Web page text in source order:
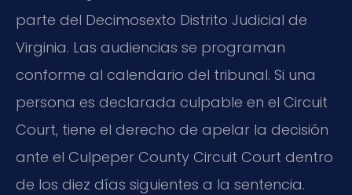
parte del Decimosexto Distrito Judicial de
Virginia. Las audiencias se programan
conforme al calendario del tribunal. Si una
persona es declarada culpable en el Circuit
Court, tiene el derecho de apelar la decisión
ante el Culpeper County Circuit Court dentro
de los diez días siguientes a la sentencia.